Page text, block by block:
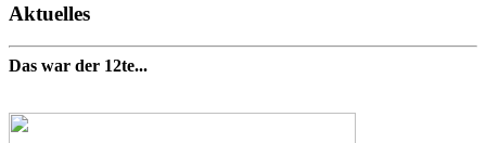
Aktuelles
Das war der 12te...